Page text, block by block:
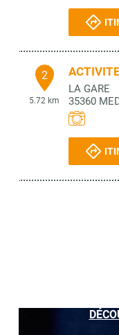
2
5.72 km
LA GARE
35360